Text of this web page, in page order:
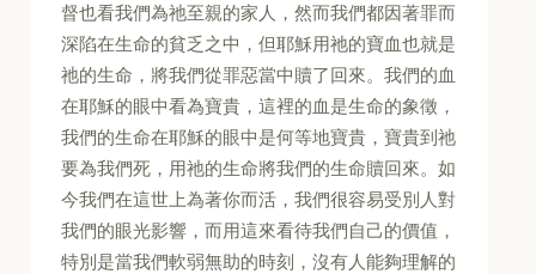
督也看我們為祂至親的家人，然而我們都因著罪而
深陷在生命的貧乏之中，但耶穌用祂的寶血也就是
祂的生命，將我們從罪惡當中贖了回來。我們的血
在耶穌的眼中看為寶貴，這裡的血是生命的象徵，
我們的生命在耶穌的眼中是何等地寶貴，寶貴到祂
要為我們死，用祂的生命將我們的生命贖回來。如
今我們在這世上為著你而活，我們很容易受別人對
我們的眼光影響，而用這來看待我們自己的價值，
特別是當我們軟弱無助的時刻，沒有人能夠理解的